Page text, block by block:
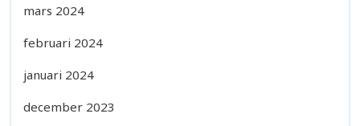
mars 2024
februari 2024
januari 2024
december 2023